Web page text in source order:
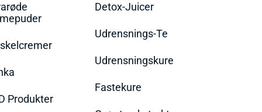
Produkter
Detox-Juicer
Udrensnings-Te
Udrensningskure
Fastekure